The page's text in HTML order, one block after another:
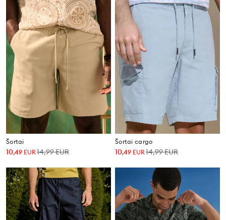
Šortai
10,49 EUR14,99EUR
Šortai cargo
10,49 EUR14,99EUR